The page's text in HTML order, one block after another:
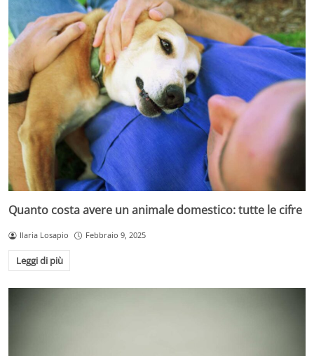
Quanto costa avere un animale domestico: tutte le cifre
Ilaria Losapio Febbraio 9, 2025
Leggi di più